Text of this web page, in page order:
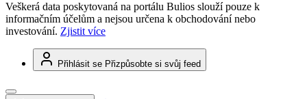
Veškerá data poskytovaná na portálu Bulios slouží pouze k
informačním účelům a nejsou určena k obchodování nebo
investování. Zjistit více
Přihlásit se Přizpůsobte si svůj feed